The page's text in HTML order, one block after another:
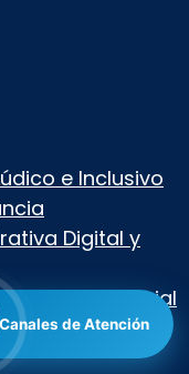
Canales de Atención
e Inclusivo
Digital y
y Judicial
Digital